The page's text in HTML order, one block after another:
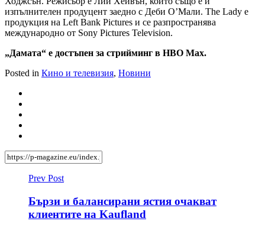
изпълнителен продуцент заедно с Деби О’Мали. The Lady е
продукция на Left Bank Pictures и се разпространява
международно от Sony Pictures Television.
„Дамата“ е достъпен за стрийминг в HBO Max.
Posted in Кино и телевизия, Новини
Prev Post
Бързи и балансирани ястия очакват
клиентите на Kaufland